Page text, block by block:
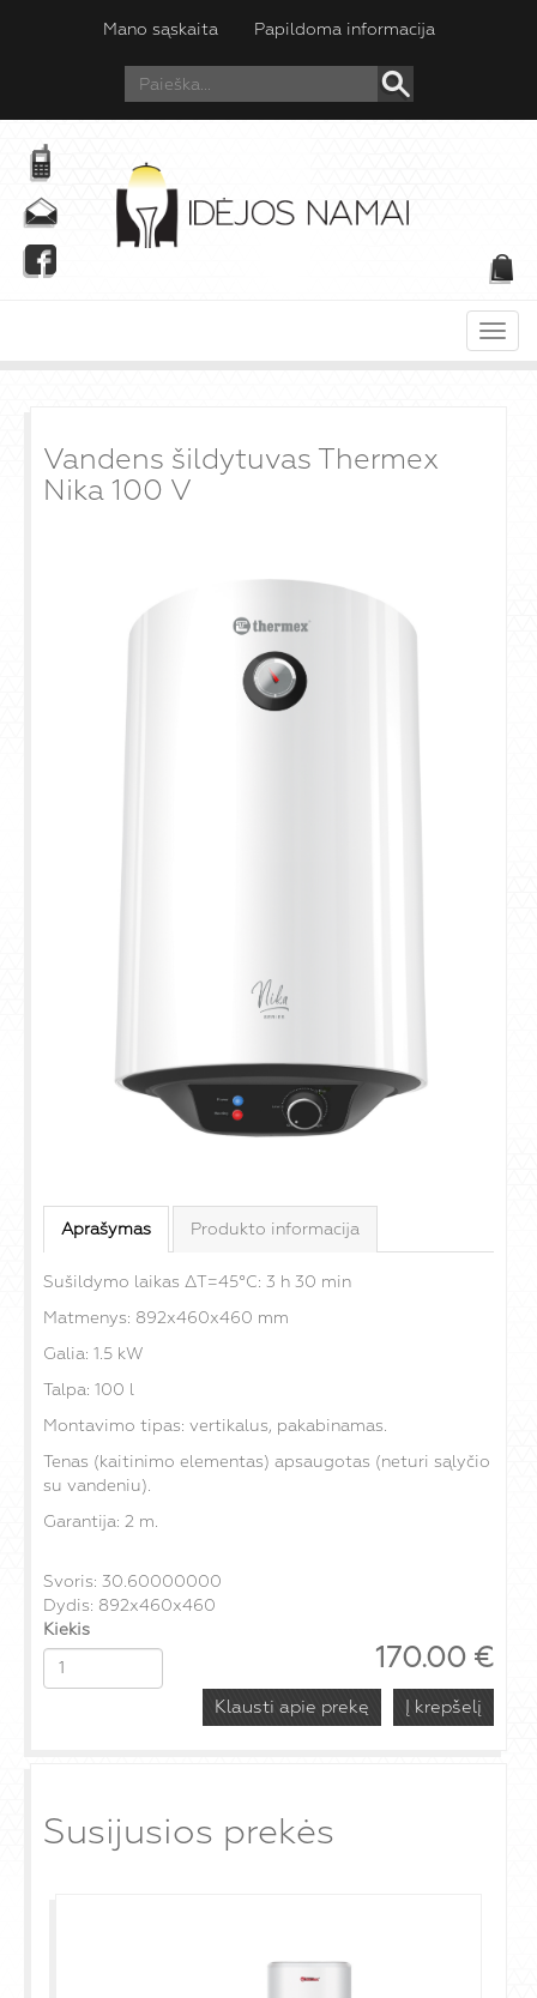
Mano sąskaita Papildoma informacija
Vandens šildytuvas Thermex
Nika 100 V
Aprašymas Produkto informacija
Sušildymo laikas ΔT=45°C: 3 h 30 min
Matmenys: 892x460x460 mm
Galia: 1.5 kW
Talpa: 100 l
Montavimo tipas: vertikalus, pakabinamas.
Tenas (kaitinimo elementas) apsaugotas (neturi sąlyčio
su vandeniu).
Garantija: 2 m.
Svoris: 30.60000000
Dydis: 892x460x460
170.00 €
Kiekis
Klausti apie prekę
Susijusios prekės